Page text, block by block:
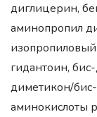
диглицерин,
аминопропил
гидантоин,
диметикон/
аминокислоты